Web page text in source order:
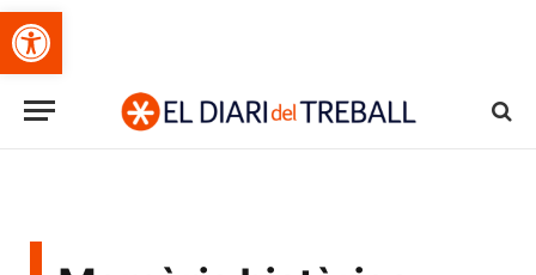
Obre la barra d'eines